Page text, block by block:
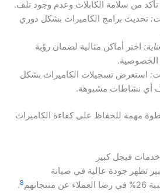
من سلامة الكابلات وعدم وجود تلف.
تحديث برامج الكاميرات بشكل دوري
اختر أماكن مثالية لضمان رؤية
استعرض تسجيلات الكاميرات بشكل
أي نشاطات مشبوهة.
مهمة للحفاظ على كفاءة الكاميرات
فيجل كبير
تظهر جودة عالية في صيانة
8
.